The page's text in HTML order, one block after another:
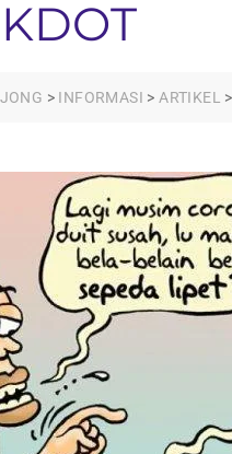
> INFORMASI > ARTIKEL >